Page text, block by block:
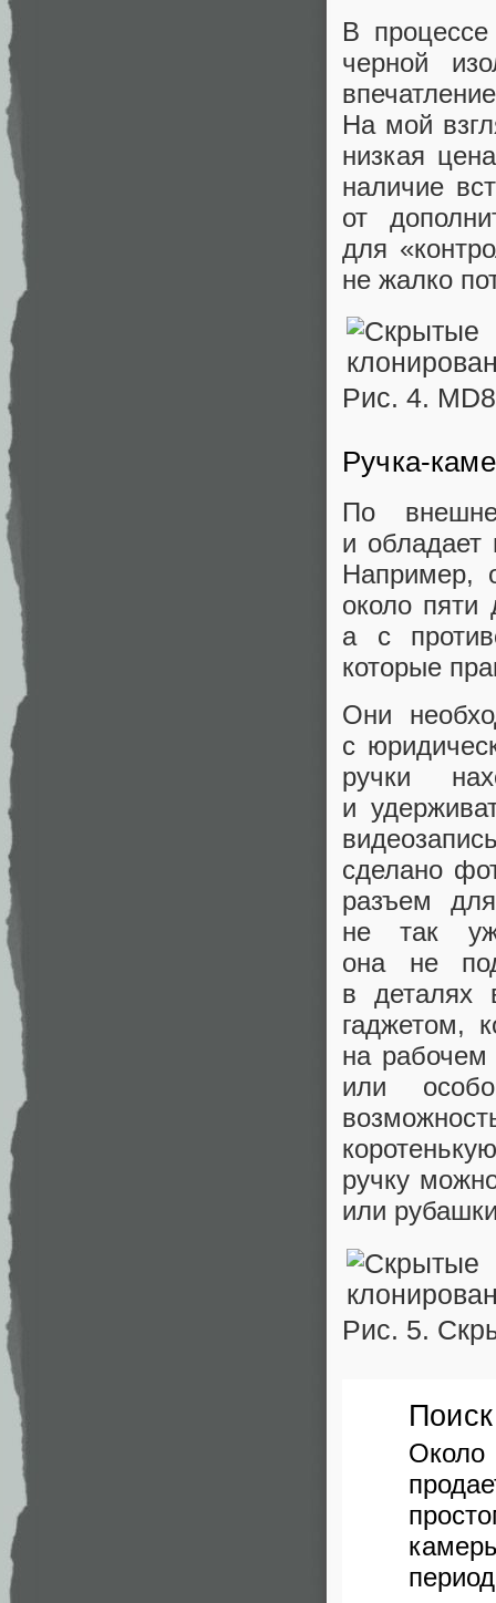
В процессе
черной
На мой
низкая
наличие
от
для
не жалко
Рис. 4.
Ручка-
По
и обладает
Например,
около пяти
а с
которые
Они
с
ручки
и
сделано
разъем
не так
она не
в деталях
гаджетом,
на рабочем
или
ручку
или
Рис. 5.
Около